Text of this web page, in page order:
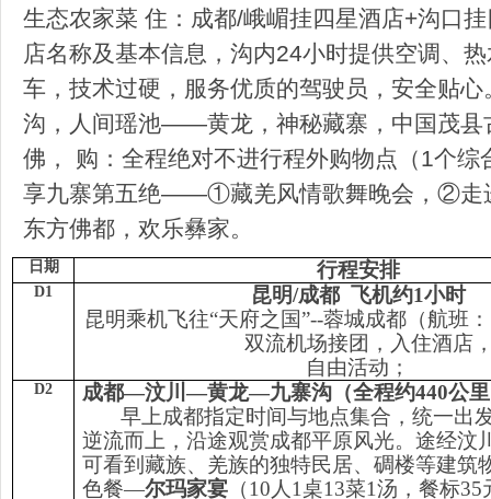
生态农家菜 住：成都/峨嵋挂四星酒店+沟口
店名称及基本信息，沟内24小时提供空调、
车，技术过硬，服务优质的驾驶员，安全贴
沟，人间瑶池——黄龙，神秘藏寨，中国茂县
佛， 购：全程绝对不进行程外购物点（1个
享九寨第五绝——①藏羌风情歌舞晚会，②走
东方佛都，欢乐彝家。
日期 行程安排
D1
昆明/成都 飞机约1小时
昆明乘机飞往“天府之国”--蓉城成都（航班
双流机场接团，入住酒店
自由活动；
D2
成都—汶川—黄龙—九寨沟（全程约440公
早上成都指定时间与地点集合，统一出
逆流而上，沿途观赏成都平原风光。途经汶
可看到藏族、羌族的独特民居、碉楼等建筑
色餐—尔玛家宴 （10人1桌13菜1汤，餐标